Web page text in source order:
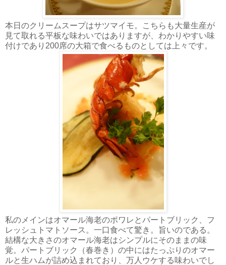
本日のクリームスープはサツマイモ。こちらも大量生産が
見て取れる平板な味わいではありますが、わかりやすい味
付けであり200席の大箱で食べるものとしては上々です。
私のメインはオマール海老のポワレとパートブリック、フ
レッシュトマトソース。一口食べて驚き。旨いのである。
結構な大きさのオマール海老はシンプルにそのままの味
覚。パートブリック（春巻き）の中にはたっぷりのオマー
ルと生ハムが詰め込まれており、万人ウケする味わいでし